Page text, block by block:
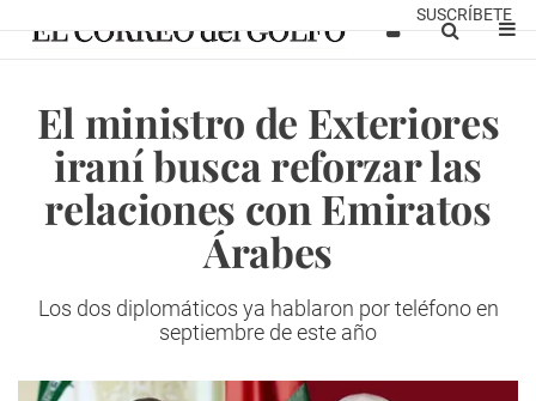
SUSCRÍBETE
El ministro de Exteriores
iraní busca reforzar las
relaciones con Emiratos
Árabes
Los dos diplomáticos ya hablaron por teléfono en
septiembre de este año